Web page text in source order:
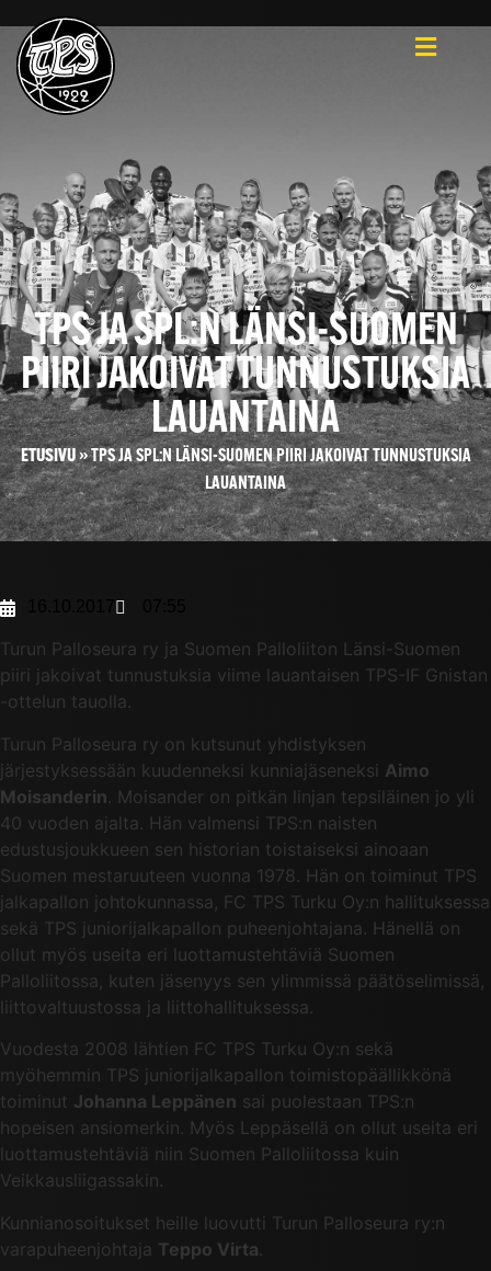
TPS JA SPL:N LÄNSI-SUOMEN
PIIRI JAKOIVAT TUNNUSTUKSIA
LAUANTAINA
ETUSIVU»TPS JA SPL:N LÄNSI-SUOMEN PIIRI JAKOIVAT TUNNUSTUKSIA
LAUANTAINA
Turun Palloseura ry ja Suomen Palloliiton Länsi-Suomen
piiri jakoivat tunnustuksia viime lauantaisen TPS-IF Gnistan
-ottelun tauolla.
Turun Palloseura ry on kutsunut yhdistyksen
järjestyksessään kuudenneksi kunniajäseneksi Aimo
Moisanderin. Moisander on pitkän linjan tepsiläinen jo yli
40 vuoden ajalta. Hän valmensi TPS:n naisten
edustusjoukkueen sen historian toistaiseksi ainoaan
Suomen mestaruuteen vuonna 1978. Hän on toiminut TPS
jalkapallon johtokunnassa, FC TPS Turku Oy:n hallituksessa
sekä TPS juniorijalkapallon puheenjohtajana. Hänellä on
ollut myös useita eri luottamustehtäviä Suomen
Palloliitossa, kuten jäsenyys sen ylimmissä päätöselimissä,
liittovaltuustossa ja liittohallituksessa.
Vuodesta 2008 lähtien FC TPS Turku Oy:n sekä
myöhemmin TPS juniorijalkapallon toimistopäällikkönä
toiminut Johanna Leppänen sai puolestaan TPS:n
hopeisen ansiomerkin. Myös Leppäsellä on ollut useita eri
luottamustehtäviä niin Suomen Palloliitossa kuin
Veikkausliigassakin.
Kunnianosoitukset heille luovutti Turun Palloseura ry:n
varapuheenjohtaja Teppo Virta.